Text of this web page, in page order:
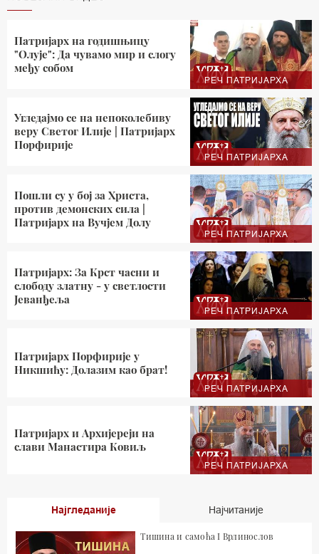
РЕЧ ПАТРИЈАРХА
Патријарх на годишњицу
"Олује": Да чувамо мир и слогу
међу собом
РЕЧ ПАТРИЈАРХА
Угледајмо се на непоколебиву
веру Светог Илије | Патријарх
Порфирије
РЕЧ ПАТРИЈАРХА
Пошли су у бој за Христа,
против демонских сила |
Патријарх на Вучјем Долу
РЕЧ ПАТРИЈАРХА
Патријарх: За Крст часни и
слободу златну - у светлости
Јеванђеља
РЕЧ ПАТРИЈАРХА
Патријарх Порфирије у
Никшићу: Долазим као брат!
РЕЧ ПАТРИЈАРХА
Патријарх и Архијереји на
слави Манастира Ковиљ
Најгледаније Најчитаније
Тишина и самоћа I Врлинослов